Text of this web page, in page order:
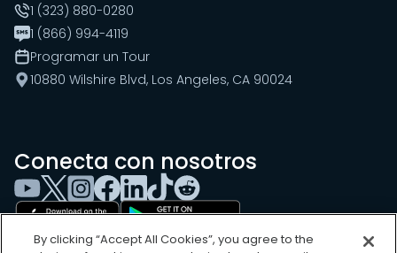
1 (323) 880-0280
1 (866) 994-4119
Programar un Tour
10880 Wilshire Blvd, Los Angeles, CA 90024
Conecta con nosotros
By clicking “Accept All Cookies”, you agree to the